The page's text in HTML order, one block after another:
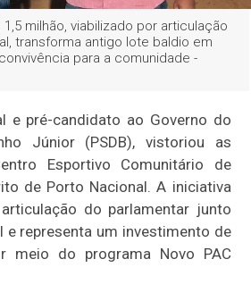
milhão, viabilizado por articulação
transforma antigo lote baldio em
para a comunidade -
e pré-candidato ao Governo do
Júnior (PSDB), vistoriou as
Esportivo Comunitário de
de Porto Nacional. A iniciativa
do parlamentar junto
e representa um investimento de
meio do programa Novo PAC